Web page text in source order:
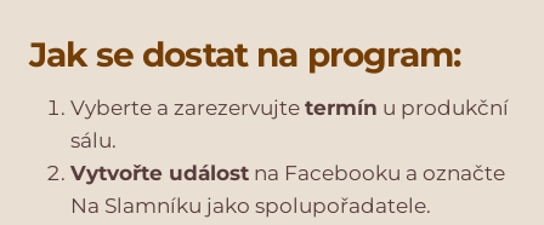
Jak se dostat na program:
Vyberte a zarezervujte termín u produkční
sálu.
Vytvořte událost na Facebooku a označte
Na Slamníku jako spolupořadatele.